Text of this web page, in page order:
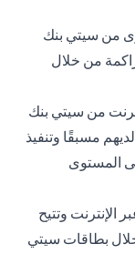
من سيتي بنك
من خلال
من سيتي بنك
مسبقًا وتنفيذ
المستوى
الإنترنت وتتيح
بطاقات سيتي